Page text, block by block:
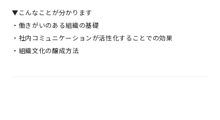
▼こんなことが分かります
・働きがいのある組織の基礎
・社内コミュニケーションが活性化することでの効果
・組織文化の醸成方法